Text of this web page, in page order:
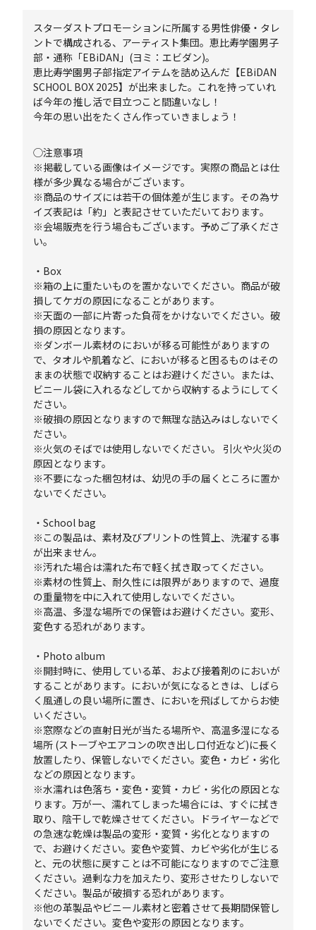
スターダストプロモーションに所属する男性俳優・タレ
ントで構成される、アーティスト集団。恵比寿学園男子
部・通称「EBiDAN」(ヨミ：エビダン)。
恵比寿学園男子部指定アイテムを詰め込んだ【EBiDAN
SCHOOL BOX 2025】が出来ました。これを持っていれ
ば今年の推し活で目立つこと間違いなし！
今年の思い出をたくさん作っていきましょう！
◯注意事項
※掲載している画像はイメージです。実際の商品とは仕
様が多少異なる場合がございます。
※商品のサイズには若干の個体差が生じます。その為サ
イズ表記は「約」と表記させていただいております。
※会場販売を行う場合もございます。予めご了承くださ
い。
・Box
※箱の上に重たいものを置かないでください。商品が破
損してケガの原因になることがあります。
※天面の一部に片寄った負荷をかけないでください。破
損の原因となります。
※ダンボール素材のにおいが移る可能性がありますの
で、タオルや肌着など、においが移ると困るものはその
ままの状態で収納することはお避けください。または、
ビニール袋に入れるなどしてから収納するようにしてく
ださい。
※破損の原因となりますので無理な詰込みはしないでく
ださい。
※火気のそばでは使用しないでください。 引火や火災の
原因となります。
※不要になった梱包材は、幼児の手の届くところに置か
ないでください。
・School bag
※この製品は、素材及びプリントの性質上、洗濯する事
が出来ません。
※汚れた場合は濡れた布で軽く拭き取ってください。
※素材の性質上、耐久性には限界がありますので、過度
の重量物を中に入れて使用しないでください。
※高温、多湿な場所での保管はお避けください。変形、
変色する恐れがあります。
・Photo album
※開封時に、使用している革、および接着剤のにおいが
することがあります。においが気になるときは、しばら
く風通しの良い場所に置き、においを飛ばしてからお使
いください。
※窓際などの直射日光が当たる場所や、高温多湿になる
場所 (ストーブやエアコンの吹き出し口付近など)に長く
放置したり、保管しないでください。変色・カビ・劣化
などの原因となります。
※水濡れは色落ち・変色・変質・カビ・劣化の原因とな
ります。万が一、濡れてしまった場合には、すぐに拭き
取り、陰干しで乾燥させてください。ドライヤーなどで
の急速な乾燥は製品の変形・変質・劣化となりますの
で、お避けください。変色や変質、カビや劣化が生じる
と、元の状態に戻すことは不可能になりますのでご注意
ください。過剰な力を加えたり、変形させたりしないで
ください。製品が破損する恐れがあります。
※他の革製品やビニール素材と密着させて長期間保管し
ないでください。変色や変形の原因となります。